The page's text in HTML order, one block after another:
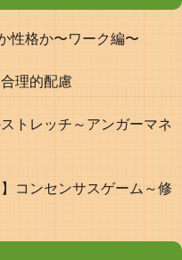
性格か〜ワーク編〜
理的配慮
トレッチ～アンガーマネ
コンセンサスゲーム～修